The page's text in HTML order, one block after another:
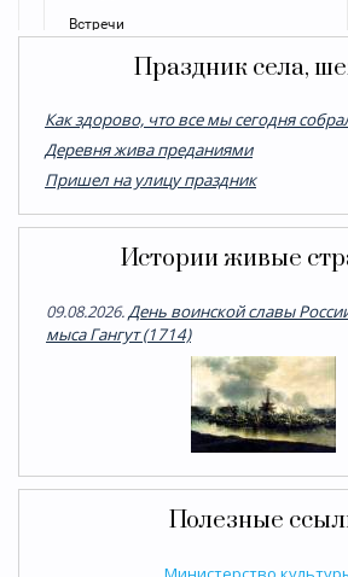
Праздник села,
Как здорово, что все мы сегодня
Деревня жива преданиями
Пришел на улицу праздник
Истории живые
09.08.2026.День воинской славы
мыса Гангут (1714)
Полезные